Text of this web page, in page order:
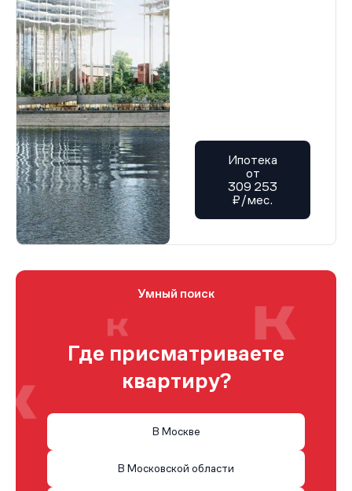
Ипотека
от
309 253
₽/мес.
Умный поиск
Где присматриваете
квартиру?
В Москве
В Московской области